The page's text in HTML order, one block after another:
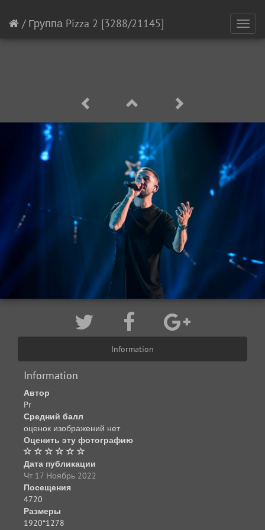
/ Группа Pizza 2 [3288/21145]
Information
Information
Автор
Pr
Средний балл
оценок изображений нет
Оценить эту фотографию
Дата публикации
Чт 17 Ноябрь 2022
Посещения
4720
Размеры
1920*1278